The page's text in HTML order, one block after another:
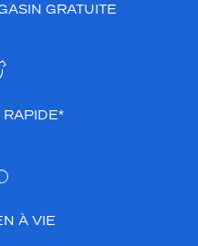
GRATUITE
RAPIDE*
À VIE